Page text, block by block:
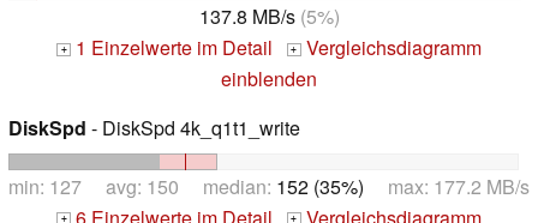
137.8 MB/s(5%)
+ 1 Einzelwerte im Detail + Vergleichsdiagramm
einblenden
DiskSpd - DiskSpd 4k_q1t1_write
min: 127 avg: 150 median: 152 (35%) max: 177.2 MB/s
+ 6 Einzelwerte im Detail + Vergleichsdiagramm